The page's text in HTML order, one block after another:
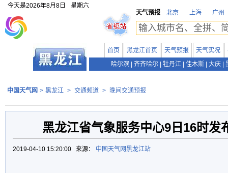
今天是2026年8月8日
星期六
天气预报
北京 上海 广州
首页 黑龙江首页 天气预报 天气实况
哈尔滨
齐齐哈尔 牡丹江 佳木斯 大庆
中国天气网 > 黑龙江 > 交通频道 > 晚间交通预报
黑龙江省气象服务中心9日16时发
2019-04-10 15:20:00 来源： 中国天气网黑龙江站